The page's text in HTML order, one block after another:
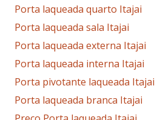
Porta laqueada quarto Itajai
Porta laqueada sala Itajai
Porta laqueada externa Itajai
Porta laqueada interna Itajai
Porta pivotante laqueada Itajai
Porta laqueada branca Itajai